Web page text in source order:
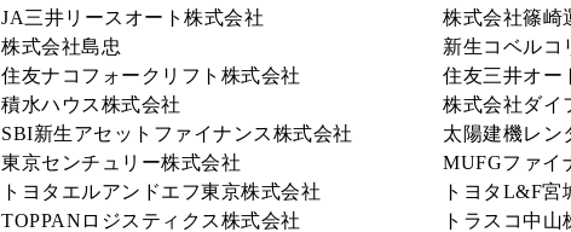
JA三井リースオート株式会社
株式会社篠崎
株式会社島忠
新生コベルコ
住友ナコフォークリフト株式会社
住友三井オー
積水ハウス株式会社
株式会社ダイ
SBI新生アセットファイナンス株式会社
太陽建機レン
東京センチュリー株式会社
MUFGファイ
トヨタエルアンドエフ東京株式会社
トヨタL&F宮
TOPPANロジスティクス株式会社
トラスコ中山